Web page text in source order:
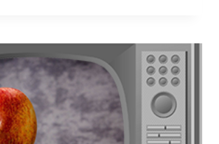
TV]
ENTRETIEN
AVEC
MARK
HUNYADI
:
LE